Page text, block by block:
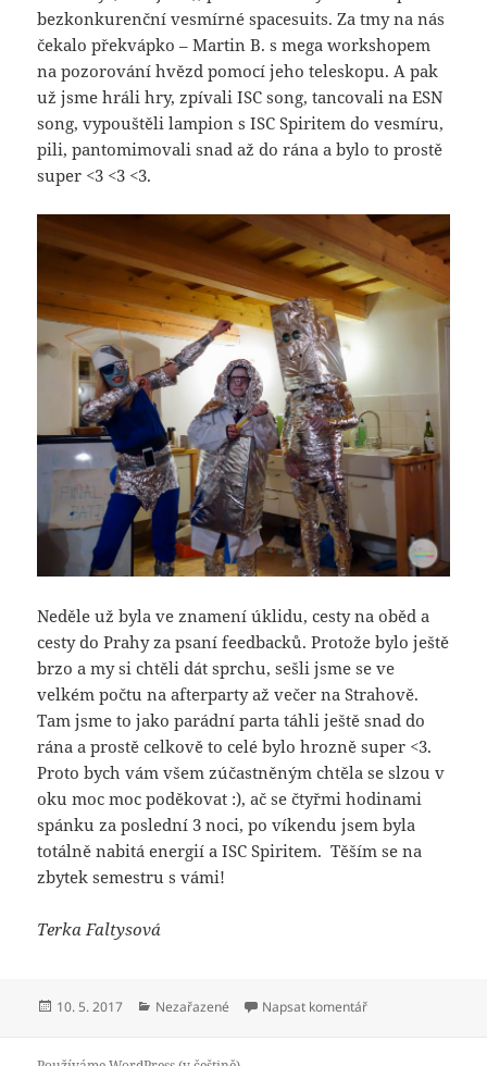
bezkonkurenční vesmírné spacesuits. Za tmy na nás
čekalo překvápko – Martin B. s mega workshopem
na pozorování hvězd pomocí jeho teleskopu. A pak
už jsme hráli hry, zpívali ISC song, tancovali na ESN
song, vypouštěli lampion s ISC Spiritem do vesmíru,
pili, pantomimovali snad až do rána a bylo to prostě
super <3 <3 <3.
Neděle už byla ve znamení úklidu, cesty na oběd a
cesty do Prahy za psaní feedbacků. Protože bylo ještě
brzo a my si chtěli dát sprchu, sešli jsme se ve
velkém počtu na afterparty až večer na Strahově.
Tam jsme to jako parádní parta táhli ještě snad do
rána a prostě celkově to celé bylo hrozně super <3.
Proto bych vám všem zúčastněným chtěla se slzou v
oku moc moc poděkovat :), ač se čtyřmi hodinami
spánku za poslední 3 noci, po víkendu jsem byla
totálně nabitá energií a ISC Spiritem. Těším se na
zbytek semestru s vámi!
Terka Faltysová
Publikováno:
10. 5. 2017 Rubriky:
Nezařazené Napsat komentářpro text s názvem